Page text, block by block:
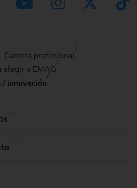
Carrera profesional
elegir a EMAG
innovación